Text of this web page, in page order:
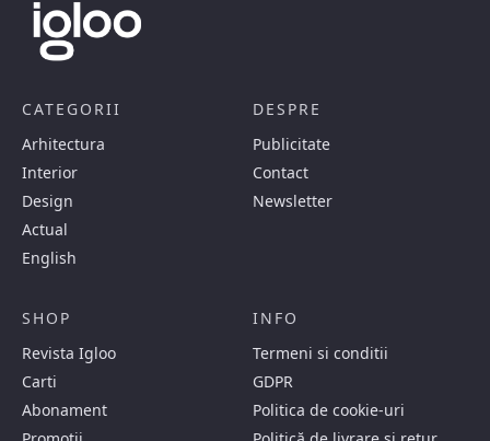
CATEGORII
Arhitectura
Interior
Design
Actual
English
DESPRE
Publicitate
Contact
Newsletter
SHOP
Revista Igloo
Carti
Abonament
INFO
Termeni si conditii
GDPR
Politica de cookie-uri